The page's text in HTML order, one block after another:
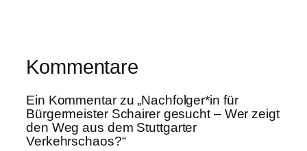
Kommentare
Ein Kommentar zu „Nachfolger*in für
Bürgermeister Schairer gesucht – Wer zeigt
den Weg aus dem Stuttgarter
Verkehrschaos?“